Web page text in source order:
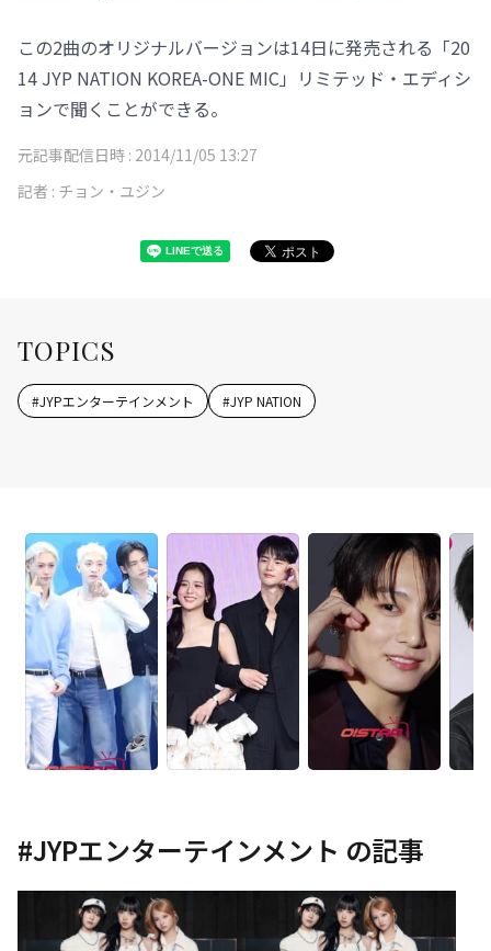
この2曲のオリジナルバージョンは14日に発売される「20
14 JYP NATION KOREA-ONE MIC」リミテッド・エディシ
ョンで聞くことができる。
元記事配信日時 : 2014/11/05 13:27
記者 : チョン・ユジン
TOPICS
#JYPエンターテインメント #JYP NATION
#JYPエンターテインメント の記事